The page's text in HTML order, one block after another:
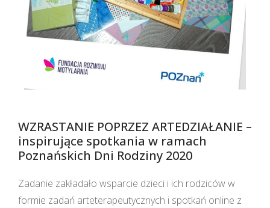
WZRASTANIE POPRZEZ ARTEDZIAŁANIE –
inspirujące spotkania w ramach
Poznańskich Dni Rodziny 2020
Zadanie zakładało wsparcie dzieci i ich rodziców w
formie zadań arteterapeutycznych i spotkań online z